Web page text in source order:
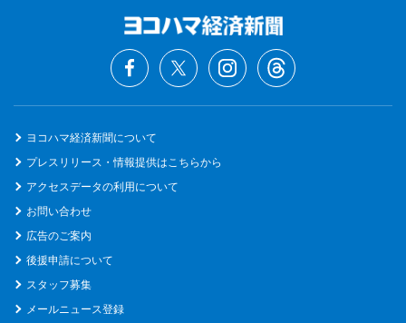
ヨコハマ経済新聞について
プレスリリース・情報提供はこちらから
アクセスデータの利用について
お問い合わせ
広告のご案内
後援申請について
スタッフ募集
メールニュース登録